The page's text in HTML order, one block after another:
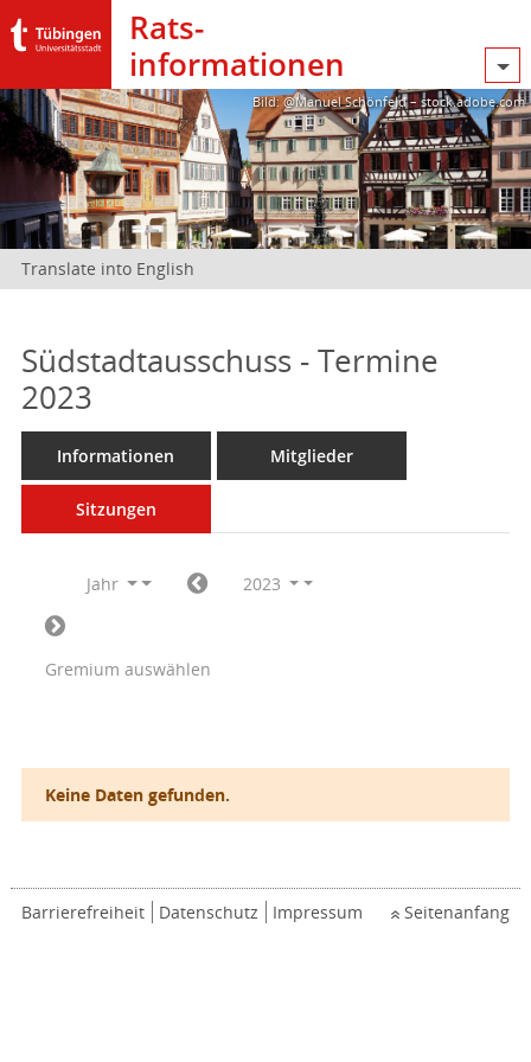
Rats­
informationen
Bild: @Manuel Schönfeld – stock.adobe.com
Translate into English
Südstadtausschuss - Termine
2023
Informationen Mitglieder
Sitzungen
Jahr 2023
Gremium auswählen
Keine Daten gefunden.
Barrierefreiheit Datenschutz Impressum Seitenanfang